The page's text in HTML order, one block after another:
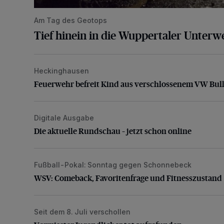
Am Tag des Geotops
Tief hinein in die Wuppertaler
Feuerwehr befreit Kind aus verschlossenem VW Bulli
Heckinghausen
Feuerwehr befreit Kind aus verschlossenem VW
Die aktuelle Rundschau – jetzt schon online
Digitale Ausgabe
Die aktuelle Rundschau – jetzt schon online
WSV: Comeback, Favoritenfrage und Fitnesszustand
Fußball-Pokal: Sonntag gegen Schonnebeck
WSV: Comeback, Favoritenfrage und Fitnesszustand
Vermisster Jugendlicher tot aufgefunden
Seit dem 8. Juli verschollen